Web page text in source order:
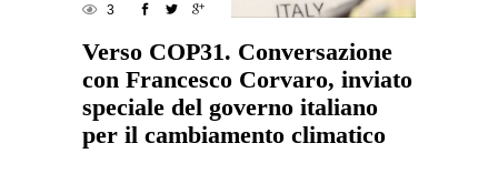
3
Verso COP31. Conversazione
con Francesco Corvaro, inviato
speciale del governo italiano
per il cambiamento climatico